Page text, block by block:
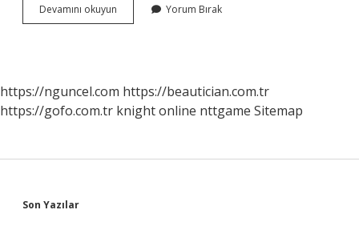
Devamını okuyun Amalgam
Fulvarı
Yorum Bırak
https://nguncel.com https://beautician.com.tr
https://gofo.com.tr knight online nttgame Sitemap
Sidebar
Son Yazılar